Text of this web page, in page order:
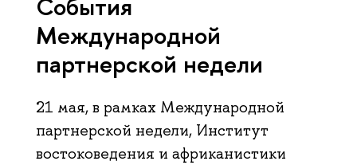
Международной
партнерской недели
21 мая, в рамках Международной
партнерской недели, Институт
востоковедения и африканистики